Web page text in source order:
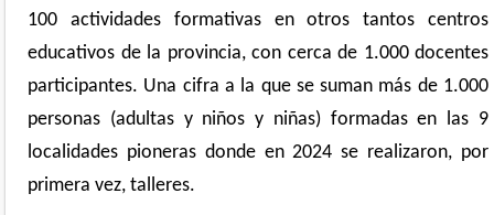
100 actividades formativas en otros tantos centros
educativos de la provincia, con cerca de 1.000 docentes
participantes. Una cifra a la que se suman más de 1.000
personas (adultas y niños y niñas) formadasen las 9
localidades pioneras donde en 2024 se realizaron, por
primera vez, talleres.